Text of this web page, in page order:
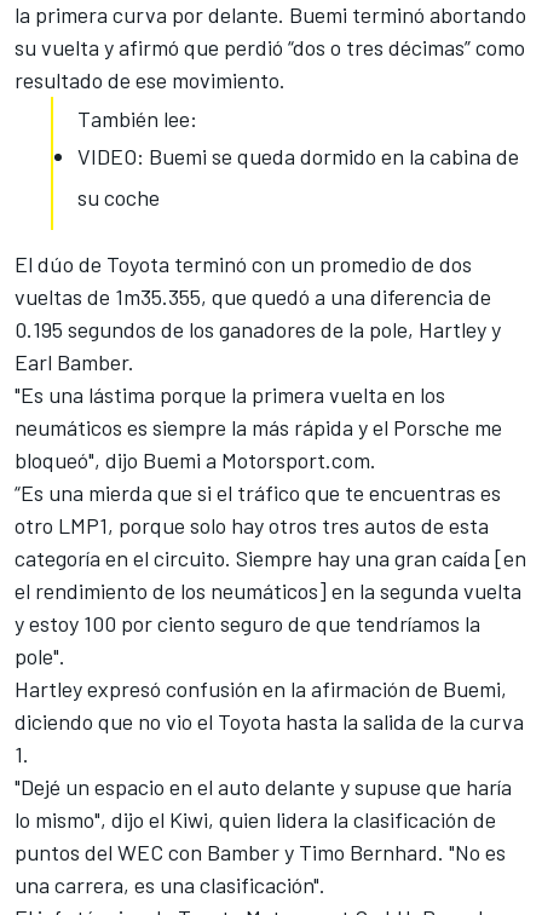
la primera curva por delante. Buemi terminó abortando
su vuelta y afirmó que perdió “dos o tres décimas” como
resultado de ese movimiento.
También lee:
VIDEO: Buemi se queda dormido en la cabina de
su coche
El dúo de Toyota terminó con un promedio de dos
vueltas de 1m35.355, que quedó a una diferencia de
0.195 segundos de los ganadores de la pole, Hartley y
Earl Bamber.
"Es una lástima porque la primera vuelta en los
neumáticos es siempre la más rápida y el Porsche me
bloqueó", dijo Buemi a Motorsport.com.
“Es una mierda que si el tráfico que te encuentras es
otro LMP1, porque solo hay otros tres autos de esta
categoría en el circuito. Siempre hay una gran caída [en
el rendimiento de los neumáticos] en la segunda vuelta
y estoy 100 por ciento seguro de que tendríamos la
pole".
Hartley expresó confusión en la afirmación de Buemi,
diciendo que no vio el Toyota hasta la salida de la curva
1.
"Dejé un espacio en el auto delante y supuse que haría
lo mismo", dijo el Kiwi, quien lidera la clasificación de
puntos del WEC con Bamber y Timo Bernhard. "No es
una carrera, es una clasificación".